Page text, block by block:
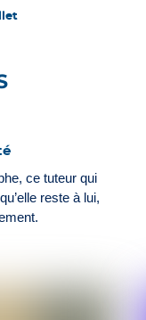
ce tuteur qui
reste à lui,